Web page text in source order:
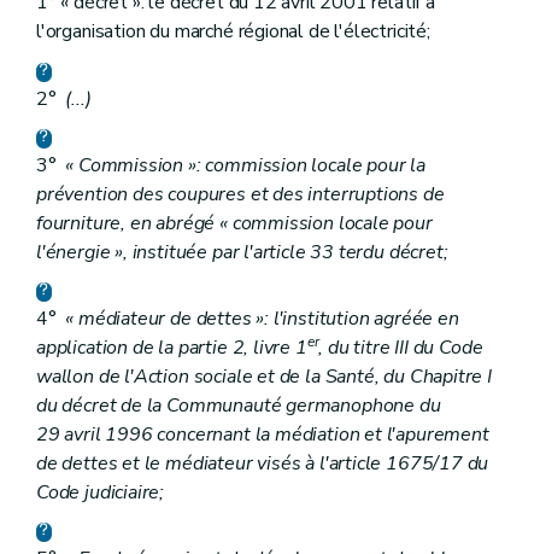
l'organisation du marché régional de l'électricité;
2° (...)
3° « Commission »: commission locale pour la
prévention des coupures et des interruptions de
fourniture, en abrégé « commission locale pour
l'énergie », instituée par l'article 33 terdu décret;
4° « médiateur de dettes »: l'institution agréée en
application de la partie 2, livre 1er, du titre III du Code
wallon de l'Action sociale et de la Santé, du Chapitre I
du décret de la Communauté germanophone du
29 avril 1996 concernant la médiation et l'apurement
de dettes et le médiateur visés à l'article 1675/17 du
Code judiciaire;